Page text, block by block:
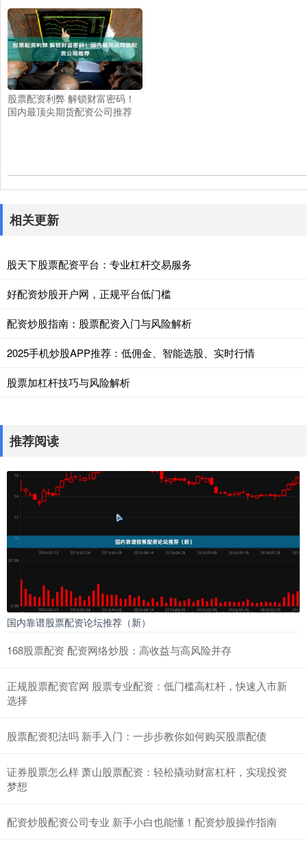
股票配资利弊 解锁财富密码！
国内最顶尖期货配资公司推荐
相关更新
股天下股票配资平台：专业杠杆交易服务
好配资炒股开户网，正规平台低门槛
配资炒股指南：股票配资入门与风险解析
2025手机炒股APP推荐：低佣金、智能选股、实时行情
股票加杠杆技巧与风险解析
推荐阅读
国内靠谱股票配资论坛推荐（新）
168股票配资 配资网络炒股：高收益与高风险并存
正规股票配资官网 股票专业配资：低门槛高杠杆，快速入市新
选择
股票配资犯法吗 新手入门：一步步教你如何购买股票配债
证券股票怎么样 萧山股票配资：轻松撬动财富杠杆，实现投资
梦想
配资炒股配资公司专业 新手小白也能懂！配资炒股操作指南